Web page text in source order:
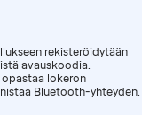
rekisteröidytään
avauskoodia.
lokeron
Bluetooth-yhteyden.